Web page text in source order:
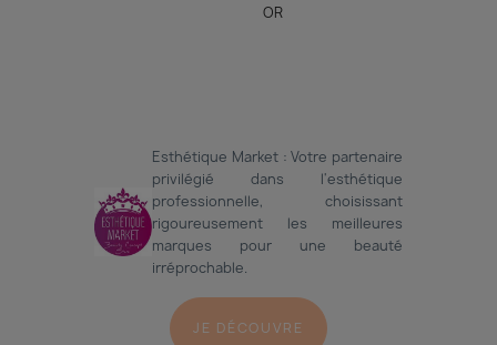
OR
Esthétique Market : Votre partenaire
privilégié dans l'esthétique
professionnelle, choisissant
rigoureusement les meilleures
marques pour une beauté
irréprochable.
JE DÉCOUVRE